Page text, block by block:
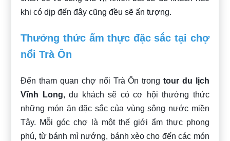
khi có dịp đến đây cũng đều sẽ ấn tượng.
Thưởng thức ẩm thực đặc sắc tại chợ
nổi Trà Ôn
Đến tham quan chợ nổi Trà Ôn trongtour du lịch
Vĩnh Long, du khách sẽ có cơ hội thưởng thức
những món ăn đặc sắc của vùng sông nước miền
Tây. Mỗi góc chợ là một thế giới ẩm thực phong
phú, từ bánh mì nướng, bánh xèo cho đến các món